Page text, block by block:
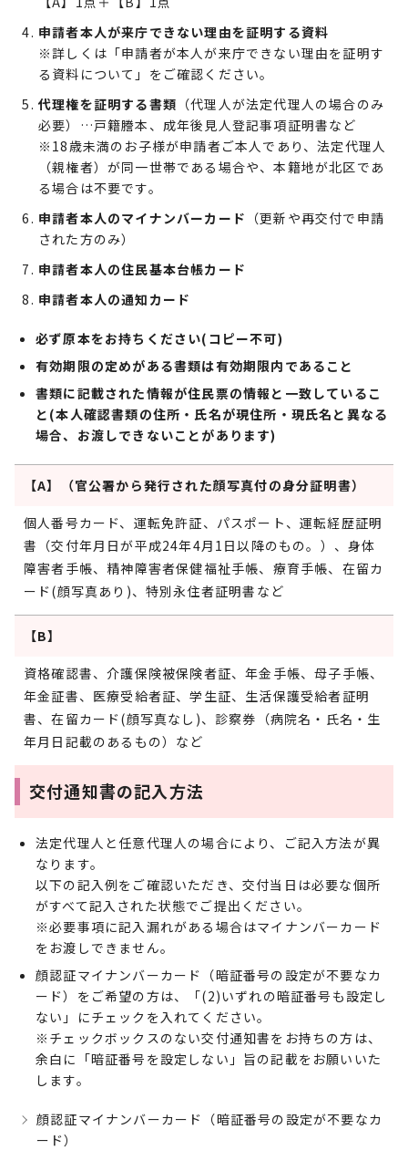
申請者本人が来庁できない理由を証明する資料
※詳しくは「申請者が本人が来庁できない理由を証明す
る資料について」をご確認ください。
代理権を証明する書類 （代理人が法定代理人の場合のみ
必要）…戸籍謄本、成年後見人登記事項証明書など
※18歳未満のお子様が申請者ご本人であり、法定代理人
（親権者）が同一世帯である場合や、本籍地が北区であ
る場合は不要です。
申請者本人のマイナンバーカード （更新や再交付で申請
された方のみ）
申請者本人の住民基本台帳カード
申請者本人の通知カード
必ず原本をお持ちください(コピー不可)
有効期限の定めがある書類は有効期限内であること
書類に記載された情報が住民票の情報と一致しているこ
と(本人確認書類の住所・氏名が現住所・現氏名と異なる
場合、お渡しできないことがあります)
【A】（官公署から発行された顔写真付の身分証明書）
個人番号カード、運転免許証、パスポート、運転経歴証明
書（交付年月日が平成24年4月1日以降のもの。）、身体
障害者手帳、精神障害者保健福祉手帳、療育手帳、在留カ
ード(顔写真あり)、特別永住者証明書など
【B】
資格確認書、介護保険被保険者証、年金手帳、母子手帳、
年金証書、医療受給者証、学生証、生活保護受給者証明
書、在留カード(顔写真なし)、診察券（病院名・氏名・生
年月日記載のあるもの）など
交付通知書の記入方法
法定代理人と任意代理人の場合により、ご記入方法が異
なります。
以下の記入例をご確認いただき、交付当日は必要な個所
がすべて記入された状態でご提出ください。
※必要事項に記入漏れがある場合はマイナンバーカード
をお渡しできません。
顔認証マイナンバーカード（暗証番号の設定が不要なカ
ード）をご希望の方は、「(2)いずれの暗証番号も設定し
ない」にチェックを入れてください。
※チェックボックスのない交付通知書をお持ちの方は、
余白に「暗証番号を設定しない」旨の記載をお願いいた
します。
顔認証マイナンバーカード（暗証番号の設定が不要なカ
ード）